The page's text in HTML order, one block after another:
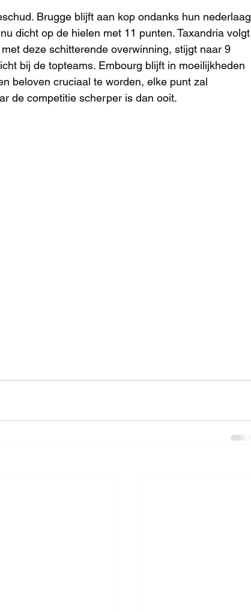
Brugge blijft aan kop ondanks hun nederlaag
dicht op de hielen met 11 punten. Taxandria volgt
deze schitterende overwinning, stijgt naar 9
bij de topteams. Embourg blijft in moeilijkheden
beloven cruciaal te worden, elke punt zal
de competitie scherper is dan ooit.